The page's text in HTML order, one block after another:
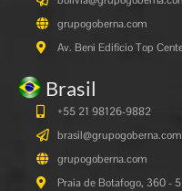
grupogoberna.com
Av. Beni Edificio Top
Brasil
+55 21 98126-9882
brasil@grupogoberna.com
grupogoberna.com
Praia de Botafogo, 360 -